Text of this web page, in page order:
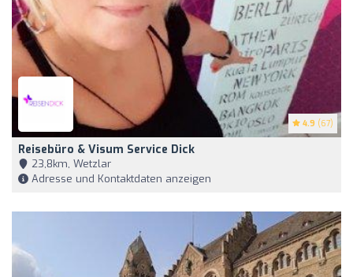
4.9 (67)
Reisebüro & Visum Service Dick
23,8km, Wetzlar
Adresse und Kontaktdaten anzeigen